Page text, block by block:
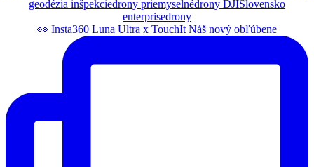
👀 Insta360 Luna Ultra x TouchIt Náš nový obľúbene